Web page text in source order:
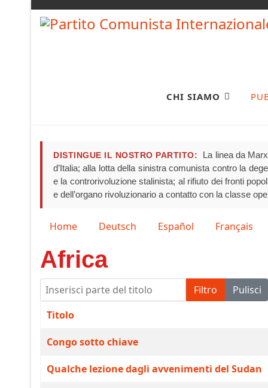
CHI SIAMO
DISTINGUE IL NOSTRO PARTITO:
La linea da
d’Italia; alla lotta della sinistra comunista contro la
e la controrivoluzione stalinista; al rifiuto dei fronti
e dell’organo rivoluzionario a contatto con la classe
Seleziona la tua lingua
Home Deutsch Español Français
Africa
Inserisci parte del titolo Filtro Pulisci
Titolo
Congo sotto chiave
Qualche lezione dagli avvenimenti del Sudan